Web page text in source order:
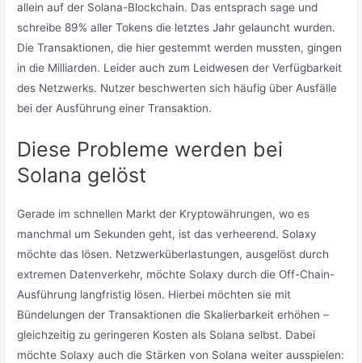
allein auf der Solana-Blockchain. Das entsprach sage und
schreibe 89% aller Tokens die letztes Jahr gelauncht wurden.
Die Transaktionen, die hier gestemmt werden mussten, gingen
in die Milliarden. Leider auch zum Leidwesen der Verfügbarkeit
des Netzwerks. Nutzer beschwerten sich häufig über Ausfälle
bei der Ausführung einer Transaktion.
Diese Probleme werden bei
Solana gelöst
Gerade im schnellen Markt der Kryptowährungen, wo es
manchmal um Sekunden geht, ist das verheerend. Solaxy
möchte das lösen. Netzwerküberlastungen, ausgelöst durch
extremen Datenverkehr, möchte Solaxy durch die Off-Chain-
Ausführung langfristig lösen. Hierbei möchten sie mit
Bündelungen der Transaktionen die Skalierbarkeit erhöhen –
gleichzeitig zu geringeren Kosten als Solana selbst. Dabei
möchte Solaxy auch die Stärken von Solana weiter ausspielen: